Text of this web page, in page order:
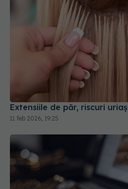
Extensiile de păr, riscuri uriașe
11 feb 2026, 19:25